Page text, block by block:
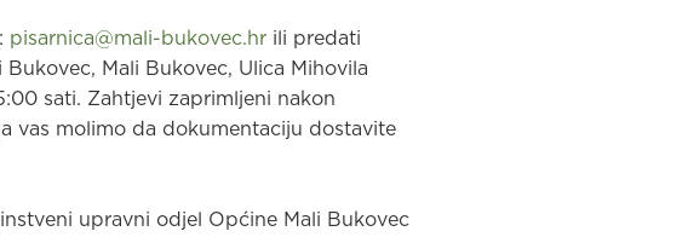
pisarnica@mali-bukovec.hr ili predati
Mali Bukovec, Ulica Mihovila
sati. Zahtjevi zaprimljeni nakon
vas molimo da dokumentaciju dostavite
upravni odjel Općine Mali Bukovec